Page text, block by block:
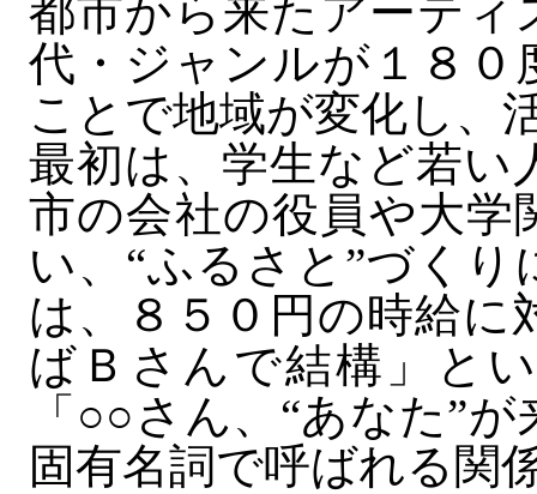
都市から来たアーティ
代・ジャンルが１８０
ことで地域が変化し、
最初は、学生など若い
市の会社の役員や大学
い、“ふるさと”づく
は、８５０円の時給
ばＢさんで結構」と
「○○さん、“あなた”
固有名詞で呼ばれる関